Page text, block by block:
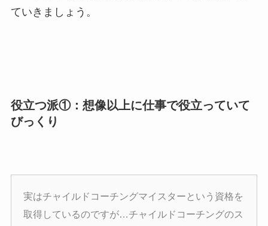
ていきましょう。
役立つ派①：想像以上に仕事で役立っていて
びっくり
実はチャイルドコーチングマイスターという資格を
取得しているのですが…チャイルドコーチングのス